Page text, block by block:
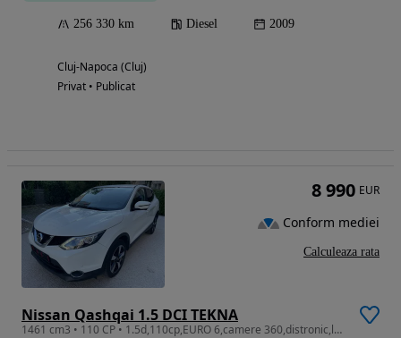
256 330 km Diesel 2009
Cluj-Napoca (Cluj)
Privat • Publicat
Nissan Qashqai 1.5 DCI TEKNA
1461 cm3 • 110 CP • 1.5d,110cp,EURO 6,camere 360,distronic,lane assist,navi,unic propr.
8 990 EUR
Conform mediei
Calculeaza rata